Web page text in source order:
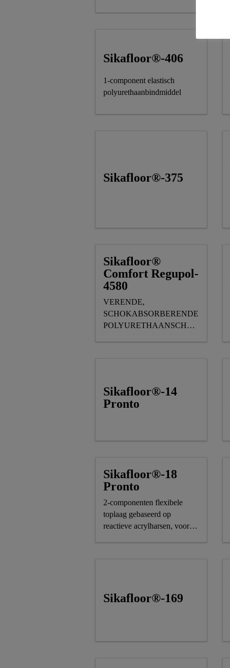
Sikafloor®-406
1‑component elastisch
polyurethaanbindmiddel
Sikafloor®-375
Sikafloor®
Comfort Regupol-
4580
VERENDE,
SCHOKABSORBERENDE
POLYURETHAANSCHUIMMAT,
Sikafloor®-14
Pronto
Sikafloor®-18
Pronto
2-componenten flexibele
toplaag gebaseerd op
reactieve acrylharsen, voor
Sikafloor®-169